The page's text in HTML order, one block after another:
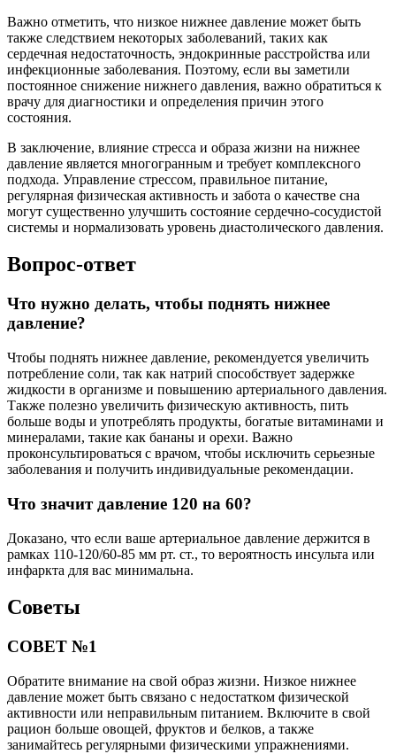
Важно отметить, что низкое нижнее давление может быть
также следствием некоторых заболеваний, таких как
сердечная недостаточность, эндокринные расстройства или
инфекционные заболевания. Поэтому, если вы заметили
постоянное снижение нижнего давления, важно обратиться к
врачу для диагностики и определения причин этого
состояния.
В заключение, влияние стресса и образа жизни на нижнее
давление является многогранным и требует комплексного
подхода. Управление стрессом, правильное питание,
регулярная физическая активность и забота о качестве сна
могут существенно улучшить состояние сердечно-сосудистой
системы и нормализовать уровень диастолического давления.
Вопрос-ответ
Что нужно делать, чтобы поднять нижнее
давление?
Чтобы поднять нижнее давление, рекомендуется увеличить
потребление соли, так как натрий способствует задержке
жидкости в организме и повышению артериального давления.
Также полезно увеличить физическую активность, пить
больше воды и употреблять продукты, богатые витаминами и
минералами, такие как бананы и орехи. Важно
проконсультироваться с врачом, чтобы исключить серьезные
заболевания и получить индивидуальные рекомендации.
Что значит давление 120 на 60?
Доказано, что если ваше артериальное давление держится в
рамках 110-120/60-85 мм рт. ст., то вероятность инсульта или
инфаркта для вас минимальна.
Советы
СОВЕТ №1
Обратите внимание на свой образ жизни. Низкое нижнее
давление может быть связано с недостатком физической
активности или неправильным питанием. Включите в свой
рацион больше овощей, фруктов и белков, а также
занимайтесь регулярными физическими упражнениями.